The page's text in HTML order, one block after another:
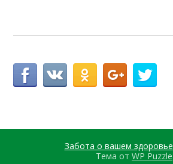
Забота о вашем здоровье
Тема от WP Puzzle